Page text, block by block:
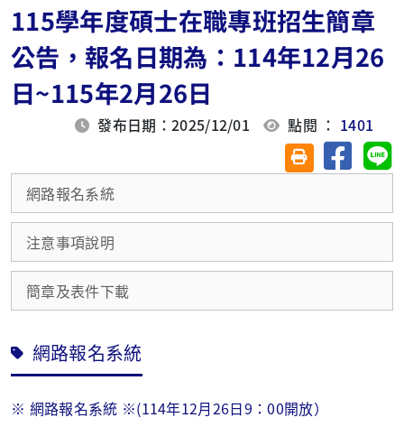
115學年度碩士在職專班招生簡章
公告，報名日期為：114年12月26
日~115年2月26日
發布日期：2025/12/01 點閱 ： 1401
友善列印(另開視
分享至
網路報名系統
注意事項說明
簡章及表件下載
網路報名系統
※ 網路報名系統 ※(114年12月26日9：00開放）